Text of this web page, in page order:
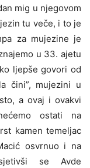
mig u njegovom
tu veče, i to je
za mujezine je
u 33. ajetu
ljepše govori od
čini”, mujezini u
a ovaj i ovakvi
ostati na
kamen temeljac
osvrnuo i na
se Avde